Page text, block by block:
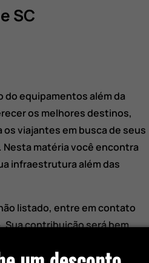
SC
do equipamentos além da
os melhores destinos,
os viajantes em busca de seus
matéria você encontra
infraestrutura além das
listado, entre em contato
Sua contribuição será bem